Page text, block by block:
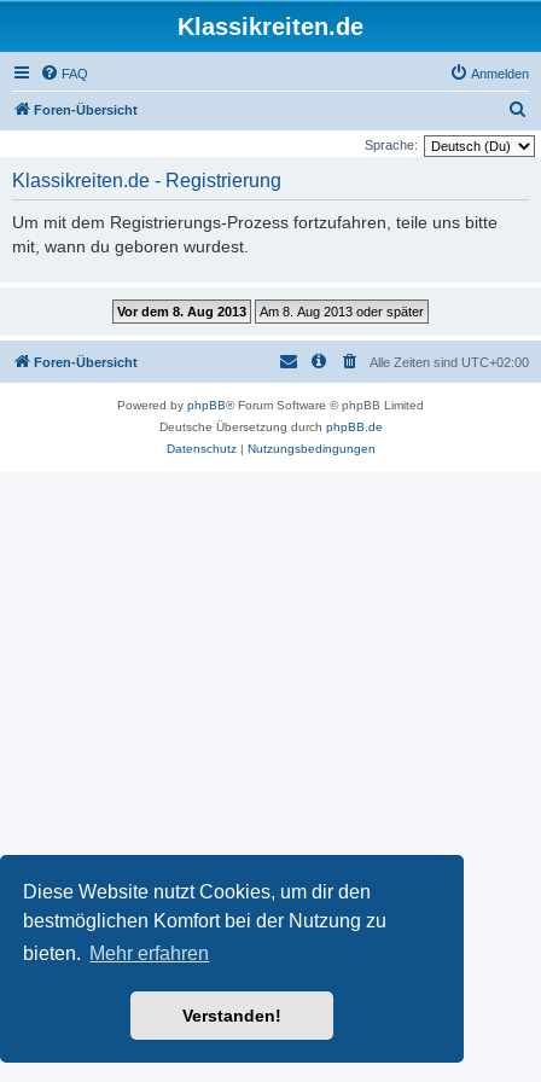
Diese Website nutzt Cookies, um dir den
bestmöglichen Komfort bei der Nutzung zu
bieten. Mehr erfahren
Verstanden!
Klassikreiten.de
FAQ Anmelden
Foren-Übersicht
u
Sprache:
Klassikreiten.de - Registrierung
Um mit dem Registrierungs-Prozess fortzufahren, teile uns bitte
mit, wann du geboren wurdest.
Foren-Übersicht Alle Zeiten sind UTC+02:00
Powered by phpBB® Forum Software © phpBB Limited
Deutsche Übersetzung durch phpBB.de
Datenschutz| Nutzungsbedingungen